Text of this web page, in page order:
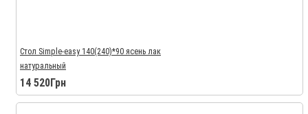
Стол Simple-easy 140(240)*90 ясень лак
натуральный
14 520Грн